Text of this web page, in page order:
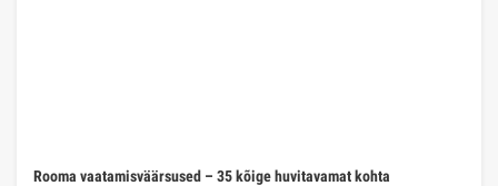
Rooma vaatamisväärsused – 35 kõige huvitavamat kohta